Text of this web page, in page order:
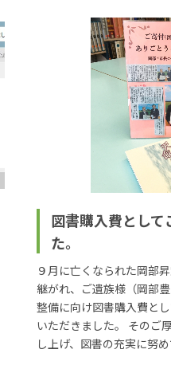
図書購入費とし
た。
９月に亡くなられた岡部
継がれ、ご遺族様（岡部
整備に向け図書購入費と
いただきました。 そのご
し上げ、図書の充実に努